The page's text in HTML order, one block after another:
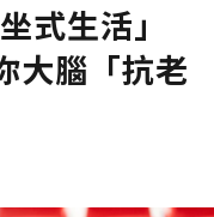
式生活」
大腦「抗老